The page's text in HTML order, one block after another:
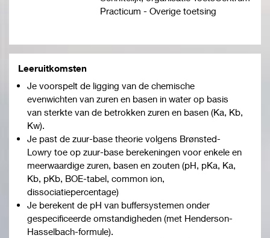
Practicum - Overige toetsing
Leeruitkomsten
Je voorspelt de ligging van de chemische
evenwichten van zuren en basen in water op basis
van sterkte van de betrokken zuren en basen (Ka, Kb,
Kw).
Je past de zuur-base theorie volgens Brønsted-
Lowry toe op zuur-base berekeningen voor enkele en
meerwaardige zuren, basen en zouten (pH, pKa, Ka,
Kb, pKb, BOE-tabel, common ion,
dissociatiepercentage)
Je berekent de pH van buffersystemen onder
gespecificeerde omstandigheden (met Henderson-
Hasselbach-formule).